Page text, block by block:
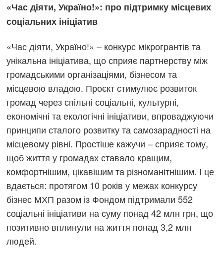
«Час діяти, Україно!»: про підтримку місцевих
соціальних ініціатив
«Час діяти, Україно!» – конкурс мікрогрантів та
унікальна ініціатива, що сприяє партнерству між
громадськими організаціями, бізнесом та
місцевою владою. Проєкт стимулює розвиток
громад через спільні соціальні, культурні,
економічні та екологічні ініціативи, впроваджуючи
принципи сталого розвитку та самозарадності на
місцевому рівні. Простіше кажучи – сприяє тому,
щоб життя у громадах ставало кращим,
комфортнішим, цікавішим та різноманітнішим. І це
вдається: протягом 10 років у межах конкурсу
бізнес МХП разом із Фондом підтримали 552
соціальні ініціативи на суму понад 42 млн грн, що
позитивно вплинули на життя понад 3,2 млн
людей.